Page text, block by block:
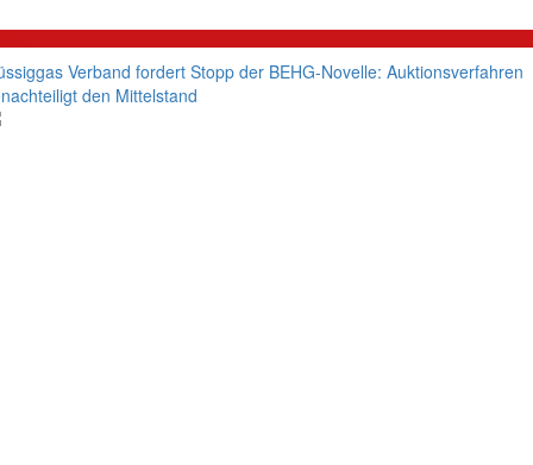
Verband fordert Stopp der BEHG-Novelle: Auktionsverfahren
den Mittelstand